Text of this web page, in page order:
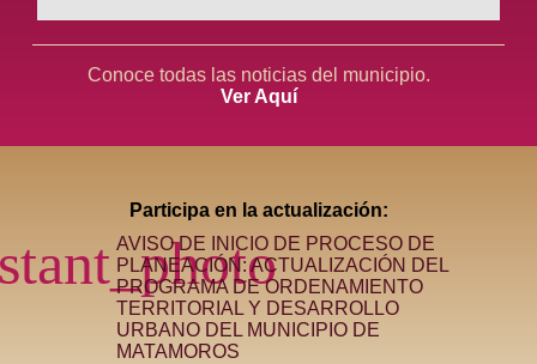
Conoce todas las noticias del municipio.
Ver Aquí
Participa en la actualización:
AVISO DE INICIO DE PROCESO DE
PLANEACIÓN: ACTUALIZACIÓN DEL
PROGRAMA DE ORDENAMIENTO
TERRITORIAL Y DESARROLLO
URBANO DEL MUNICIPIO DE
MATAMOROS